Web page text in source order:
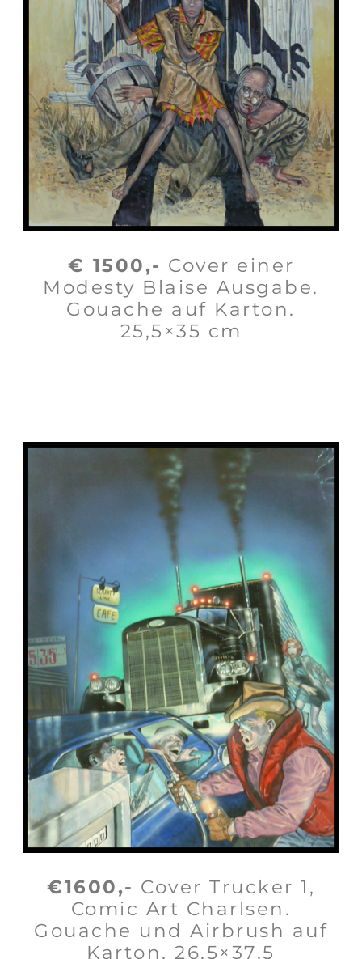
€ 1500,- Cover einer
Modesty Blaise Ausgabe.
Gouache auf Karton.
25,5×35 cm
€1600,- Cover Trucker 1,
Comic Art Charlsen.
Gouache und Airbrush auf
Karton, 26,5×37,5